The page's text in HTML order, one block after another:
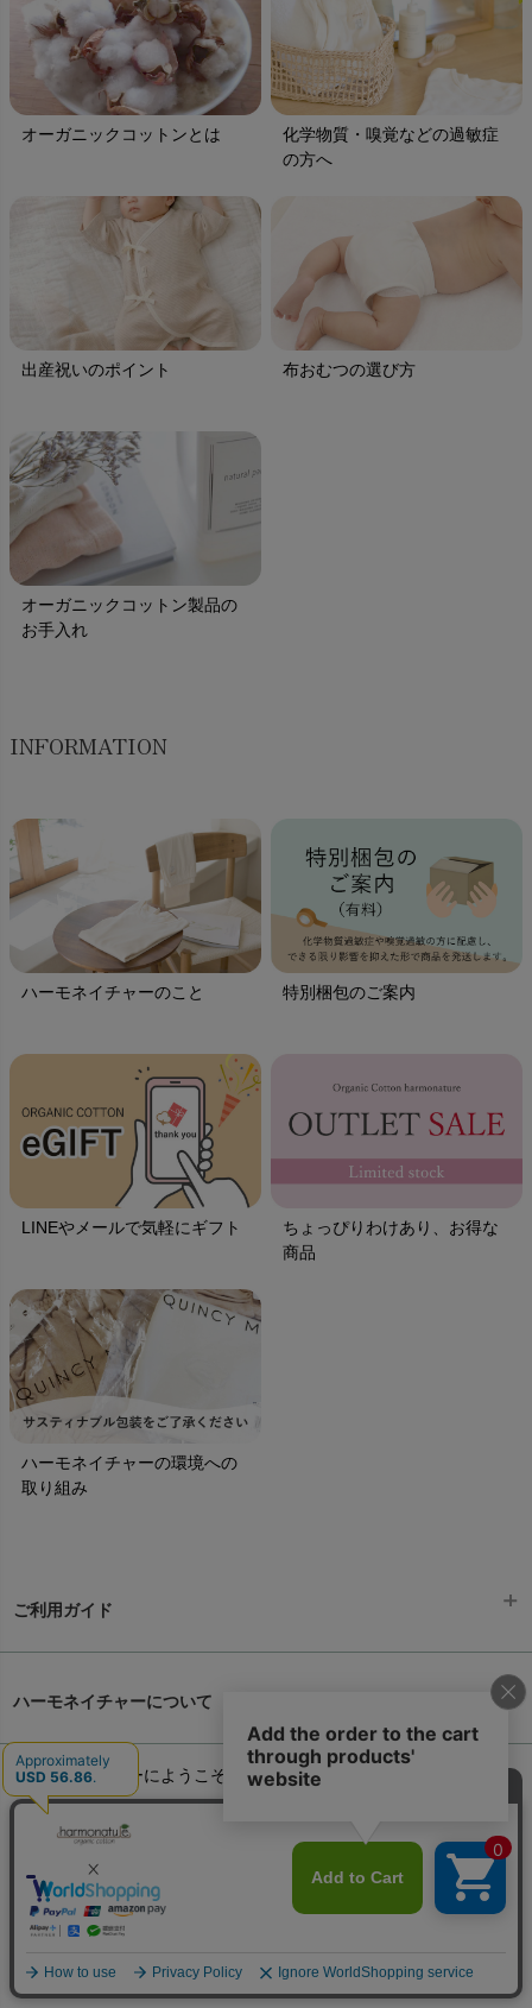
オーガニックコットンとは
化学物質・嗅覚などの過敏症
の方へ
出産祝いのポイント 布おむつの選び方
オーガニックコットン製品の
お手入れ
INFORMATION
ハーモネイチャーのこと 特別梱包のご案内
LINEやメールで気軽にギフト
ちょっぴりわけあり、お得な
商品
ハーモネイチャーの環境への
取り組み
ご利用ガイド
配送と送料
在庫状況と発送予定
サイズ・寸法 chevron_right
生地・素材chevron_right
お手入れについて
ハーモネイチャーについて
ハーモネイチャーにようこそ
オーガニックコットンとは
個人情報取り扱いについて
環境への取り組み
こんせぷと1999chevron_right